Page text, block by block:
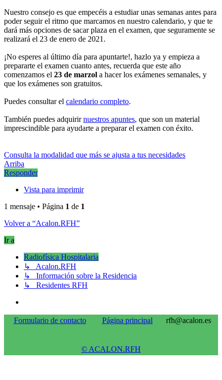
Nuestro consejo es que empecéis a estudiar unas semanas antes para
poder seguir el ritmo que marcamos en nuestro calendario, y que te
dará más opciones de sacar plaza en el examen, que seguramente se
realizará el 23 de enero de 2021.
¡No esperes al último día para apuntarte!, hazlo ya y empieza a
prepararte el examen cuanto antes, recuerda que este año
comenzamos el 23 de marzol a hacer los exámenes semanales, y
que los exámenes son gratuitos.
Puedes consultar el calendario completo.
También puedes adquirirnuestros apuntes, que son un material
imprescindible para ayudarte a preparar el examen con éxito.
Consulta la modalidad que más se ajusta a tus necesidades
Arriba
Responder
Vista para imprimir
1 mensaje • Página 1 de 1
Volver a “Acalon.RFH”
Ir a
Radiofísica Hospitalaria
↳ Acalon.RFH
↳ Información sobre la Residencia
↳ Residentes RFH
Formulario de contacto Página principal rfh@acalon.es
© ACALON.RFH